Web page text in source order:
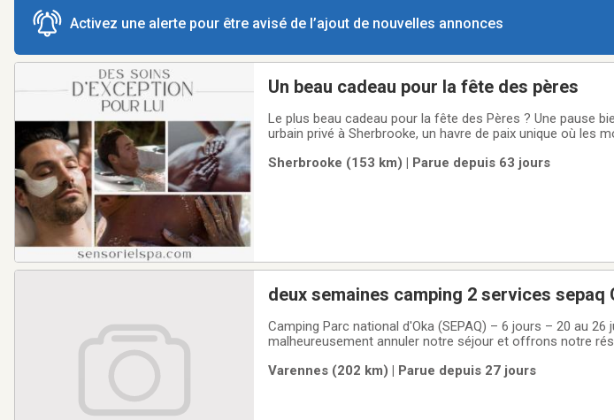
Activez une alerte pour être avisé de l’ajout de nouvelles annonces
Un beau cadeau pour la fête des pères
Le plus beau cadeau pour la fête des Pères ? Une pause
urbain privé à Sherbrooke, un havre de paix unique où les
par téléphone :
Sherbrooke (153 km) | Parue depuis 63 jours
deux semaines camping 2 services sepaq
Camping Parc national d'Oka (SEPAQ) – 6 jours – 20 au
malheureusement annuler notre séjour et offrons notre
site de toute la Sepaq ! Magnifique
Varennes (202 km) | Parue depuis 27 jours